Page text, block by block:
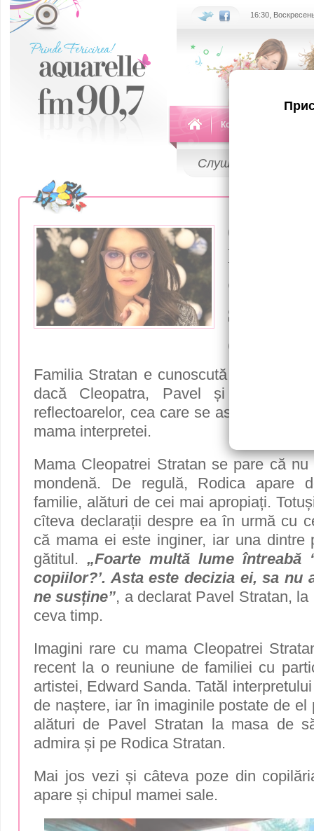
16:30,
Команда
Слушай
02 Июля 2021
Departe
Cine e
Stratan
(FOTO)
Familia Stratan e cunoscută de public
dacă Cleopatra, Pavel și Cezar
reflectoarelor, cea care se ascunde în
mama interpretei.
Mama Cleopatrei Stratan se pare că
mondenă. De regulă, Rodica apare
familie, alături de cei mai apropiați.
cîteva declarații despre ea în urmă cu
că mama ei este inginer, iar una dintre
gătitul. „Foarte multă lume întreabă
copiilor?’. Asta este decizia ei, sa nu
ne susține”, a declarat Pavel Stratan,
ceva timp.
Imagini rare cu mama Cleopatrei
recent la o reuniune de familiei cu
artistei, Edward Sanda. Tatăl
de naștere, iar în imaginile postate de el
alături de Pavel Stratan la masa de
admira și pe Rodica Stratan.
Mai jos vezi și câteva poze din
apare și chipul mamei sale.